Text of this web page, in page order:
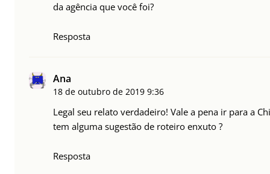
da agência que você foi?
Resposta
Ana
18 de outubro de 2019 9:36
Legal seu relato verdadeiro! Vale a pena ir para a
tem alguma sugestão de roteiro enxuto ?
Resposta